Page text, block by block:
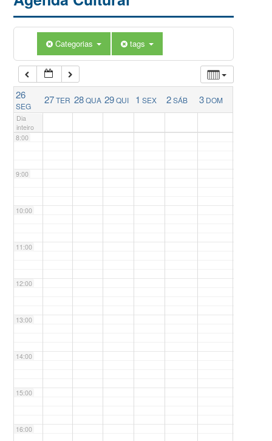
Categorias tags
26
SEG
27TER 28QUA 29QUI 1 SEX 2SÁB 3 DOM
Dia
inteiro
5:00
6:00
7:00
8:00
9:00
10:00
11:00
12:00
13:00
14:00
15:00
16:00